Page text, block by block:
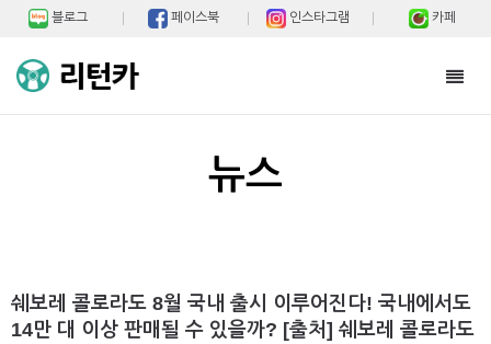
블로그 페이스북 인스타그램 카페
뉴스
쉐보레 콜로라도 8월 국내 출시 이루어진다! 국내에서도
14만 대 이상 판매될 수 있을까? [출처] 쉐보레 콜로라도